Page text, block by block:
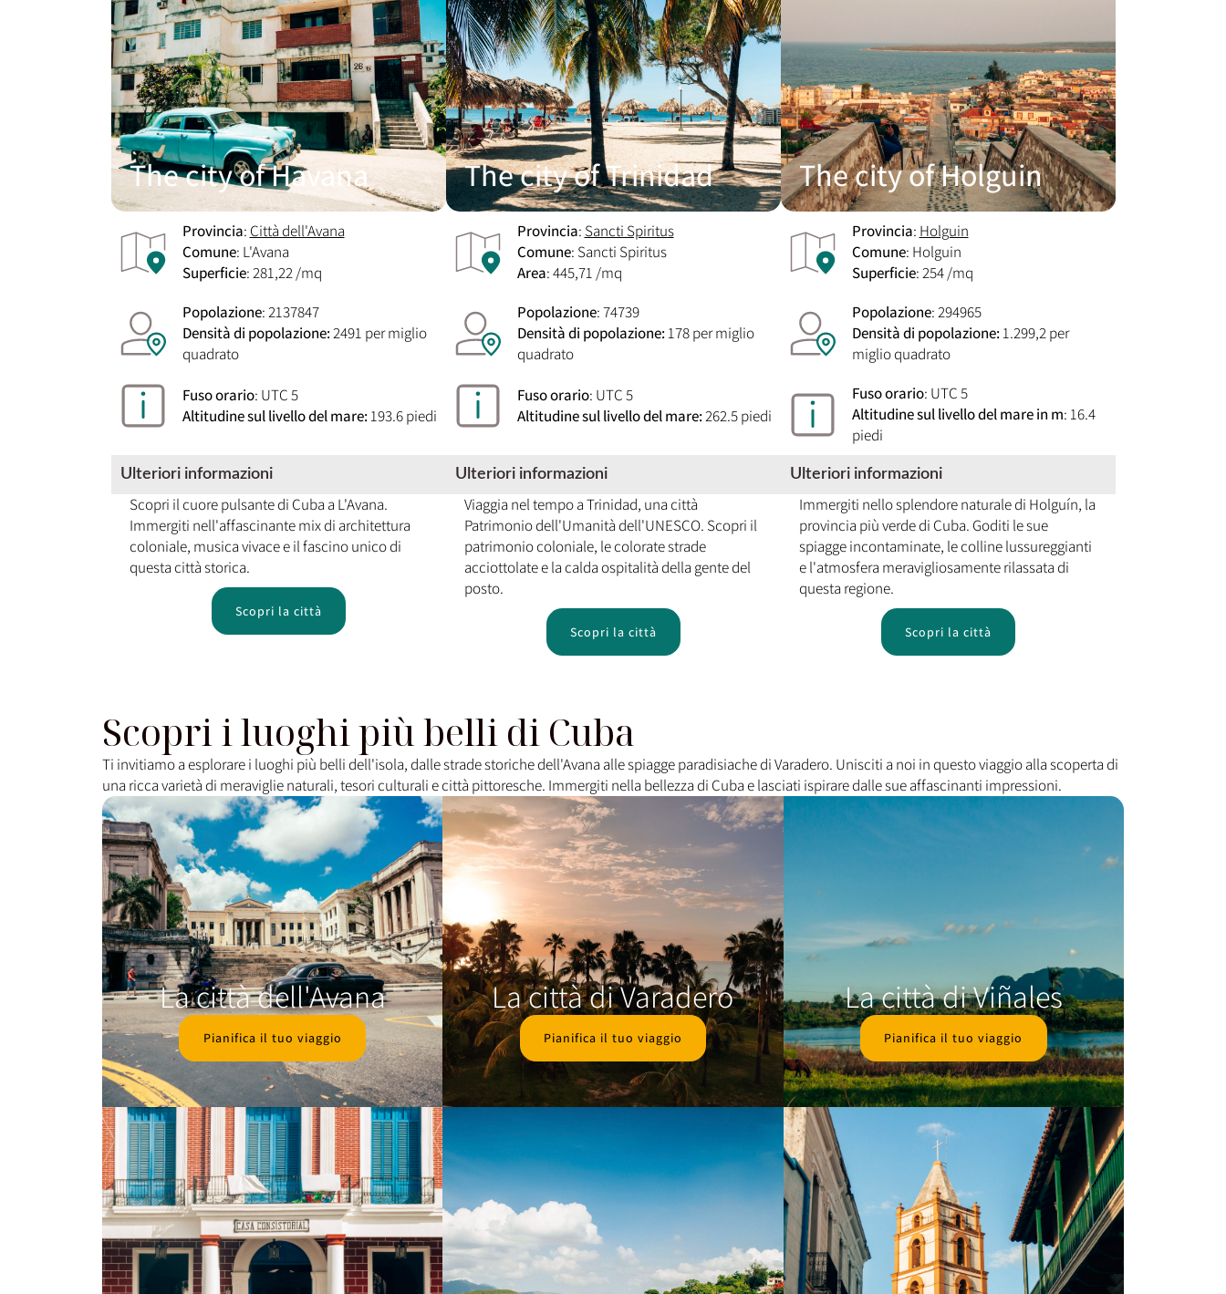
The city of Havana
Provincia: Città dell'Avana
Comune: L'Avana
Superficie: 281,22 /mq
Popolazione: 2137847
Densità di popolazione:2491 per miglio
quadrato
Fuso orario: UTC 5
Altitudine sul livello del mare:193.6 piedi
Ulteriori informazioni
Scopri il cuore pulsante di Cuba a L'Avana.
Immergiti nell'affascinante mix di architettura
coloniale, musica vivace e il fascino unico di
questa città storica.
Scopri la città
The city of Trinidad
Provincia: Sancti Spiritus
Comune: Sancti Spiritus
Area: 445,71 /mq
Popolazione: 74739
Densità di popolazione:178 per miglio
quadrato
Fuso orario: UTC 5
Altitudine sul livello del mare:262.5 piedi
Ulteriori informazioni
Viaggia nel tempo a Trinidad, una città
Patrimonio dell'Umanità dell'UNESCO. Scopri il
patrimonio coloniale, le colorate strade
acciottolate e la calda ospitalità della gente del
posto.
Scopri la città
The city of Holguin
Provincia: Holguin
Comune: Holguin
Superficie: 254 /mq
Popolazione: 294965
Densità di popolazione:1.299,2 per
miglio quadrato
Fuso orario: UTC 5
Altitudine sul livello del mare in m: 16.4
piedi
Ulteriori informazioni
Immergiti nello splendore naturale di Holguín, la
provincia più verde di Cuba. Goditi le sue
spiagge incontaminate, le colline lussureggianti
e l'atmosfera meravigliosamente rilassata di
questa regione.
Scopri la città
Scopri i luoghi più belli di Cuba
Ti invitiamo a esplorare i luoghi più belli dell'isola, dalle strade storiche dell'Avana alle spiagge paradisiache di Varadero. Unisciti a noi in questo viaggio alla scoperta di
una ricca varietà di meraviglie naturali, tesori culturali e città pittoresche. Immergiti nella bellezza di Cuba e lasciati ispirare dalle sue affascinanti impressioni.
La città dell'Avana
Pianifica il tuo viaggio
La città di Varadero
Pianifica il tuo viaggio
La città di Viñales
Pianifica il tuo viaggio